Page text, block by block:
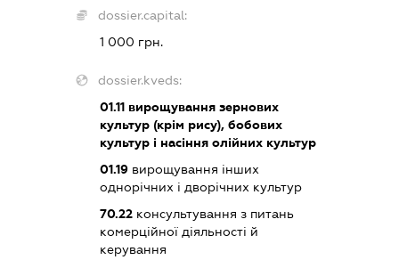
dossier.capital:
1 000 грн.
dossier.kveds:
01.11 вирощування зернових
культур (крім рису), бобових
культур і насіння олійних культур
01.19 вирощування інших
однорічних і дворічних культур
70.22 консультування з питань
комерційної діяльності й
керування